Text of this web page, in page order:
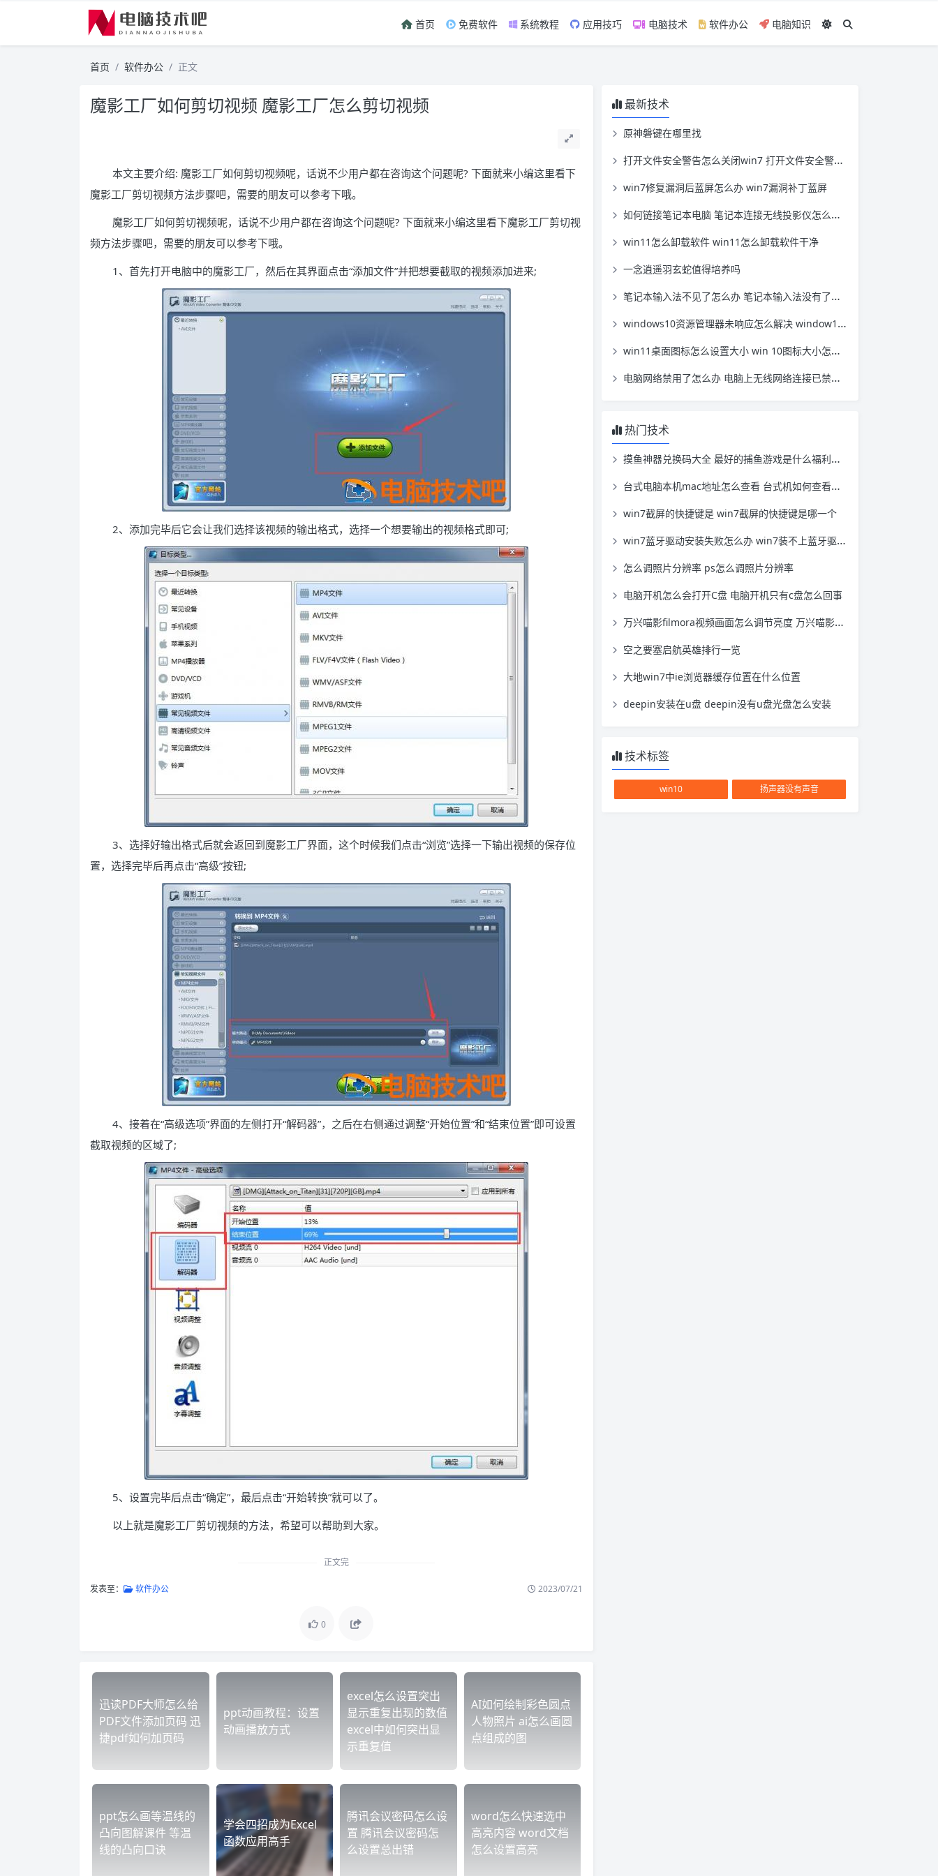
首页 免费软件 系统教程 应用技巧 电脑技术 软件办公 电脑知识
首页 软件办公 正文
魔影工厂如何剪切视频 魔影工厂怎么剪切视频
本文主要介绍: 魔影工厂如何剪切视频呢，话说不少用户都在咨询这个问题呢? 下面就来小编这里看下
魔影工厂剪切视频方法步骤吧，需要的朋友可以参考下哦。
魔影工厂如何剪切视频呢，话说不少用户都在咨询这个问题呢? 下面就来小编这里看下魔影工厂剪切视
频方法步骤吧，需要的朋友可以参考下哦。
1、首先打开电脑中的魔影工厂，然后在其界面点击“添加文件”并把想要截取的视频添加进来;
2、添加完毕后它会让我们选择该视频的输出格式，选择一个想要输出的视频格式即可;
3、选择好输出格式后就会返回到魔影工厂界面，这个时候我们点击“浏览”选择一下输出视频的保存位
置，选择完毕后再点击“高级”按钮;
4、接着在“高级选项”界面的左侧打开“解码器”，之后在右侧通过调整“开始位置”和“结束位置”即可设置
截取视频的区域了;
5、设置完毕后点击“确定”，最后点击“开始转换”就可以了。
以上就是魔影工厂剪切视频的方法，希望可以帮助到大家。
正文完
发表至： 软件办公 2023/07/21
0
迅读PDF大师怎么给
PDF文件添加页码 迅
捷pdf如何加页码
ppt动画教程：设置
动画播放方式
excel怎么设置突出
显示重复出现的数值
excel中如何突出显
示重复值
AI如何绘制彩色圆点
人物照片 ai怎么画圆
点组成的图
ppt怎么画等温线的
凸向图解课件 等温
线的凸向口诀
学会四招成为Excel
函数应用高手
腾讯会议密码怎么设
置 腾讯会议密码怎
么设置总出错
word怎么快速选中
高亮内容 word文档
怎么设置高亮
最新技术
原神磐键在哪里找
打开文件安全警告怎么关闭win7 打开文件安全警告怎么关闭win11
win7修复漏洞后蓝屏怎么办 win7漏洞补丁蓝屏
如何链接笔记本电脑 笔记本连接无线投影仪怎么连接
win11怎么卸载软件 win11怎么卸载软件干净
一念逍遥羽玄蛇值得培养吗
笔记本输入法不见了怎么办 笔记本输入法没有了怎么办
windows10资源管理器未响应怎么解决 window10资源管理器无响应
win11桌面图标怎么设置大小 win 10图标大小怎么设置
电脑网络禁用了怎么办 电脑上无线网络连接已禁用怎么办
热门技术
摸鱼神器兑换码大全 最好的捕鱼游戏是什么福利兑换码
台式电脑本机mac地址怎么查看 台式机如何查看mac地址
win7截屏的快捷键是 win7截屏的快捷键是哪一个
win7蓝牙驱动安装失败怎么办 win7装不上蓝牙驱动是什么原因
怎么调照片分辨率 ps怎么调照片分辨率
电脑开机怎么会打开C盘 电脑开机只有c盘怎么回事
万兴喵影filmora视频画面怎么调节亮度 万兴喵影怎么调视频播放速度
空之要塞启航英雄排行一览
大地win7中ie浏览器缓存位置在什么位置
deepin安装在u盘 deepin没有u盘光盘怎么安装
技术标签
win10 扬声器没有声音